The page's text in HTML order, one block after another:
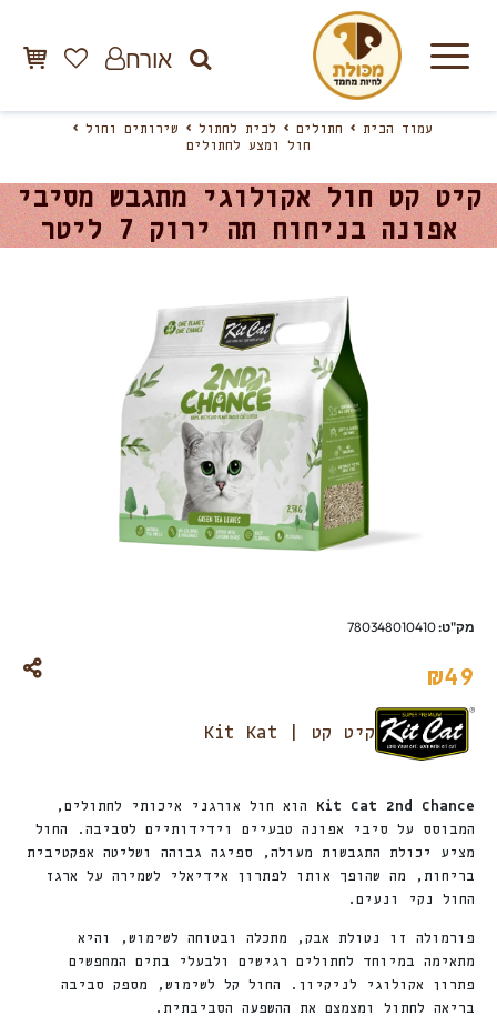
אורח
עמוד הבית חתולים לבית לחתול
שירותים וחול
חול ומצע לחתולים
קיט קט חול אקולוגי מתגבש מסיבי
אפונה בניחוח תה ירוק 7 ליטר
מק"ט:780348010410
₪49
קיט קט | Kit Kat
Kit Cat 2nd Chance הוא חול אורגני איכותי לחתולים,
המבוסס על סיבי אפונה טבעיים וידידותיים לסביבה. החול
מציע יכולת התגבשות מעולה, ספיגה גבוהה ושליטה אפקטיבית
בריחות, מה שהופך אותו לפתרון אידיאלי לשמירה על ארגז
החול נקי ונעים.
פורמולה זו נטולת אבק, מתכלה ובטוחה לשימוש, והיא
מתאימה במיוחד לחתולים רגישים ולבעלי בתים המחפשים
פתרון אקולוגי לניקיון. החול קל לשימוש, מספק סביבה
בריאה לחתול ומצמצם את ההשפעה הסביבתית.